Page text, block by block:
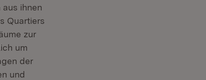
ihnen
Quartiers
zur
um
der
und